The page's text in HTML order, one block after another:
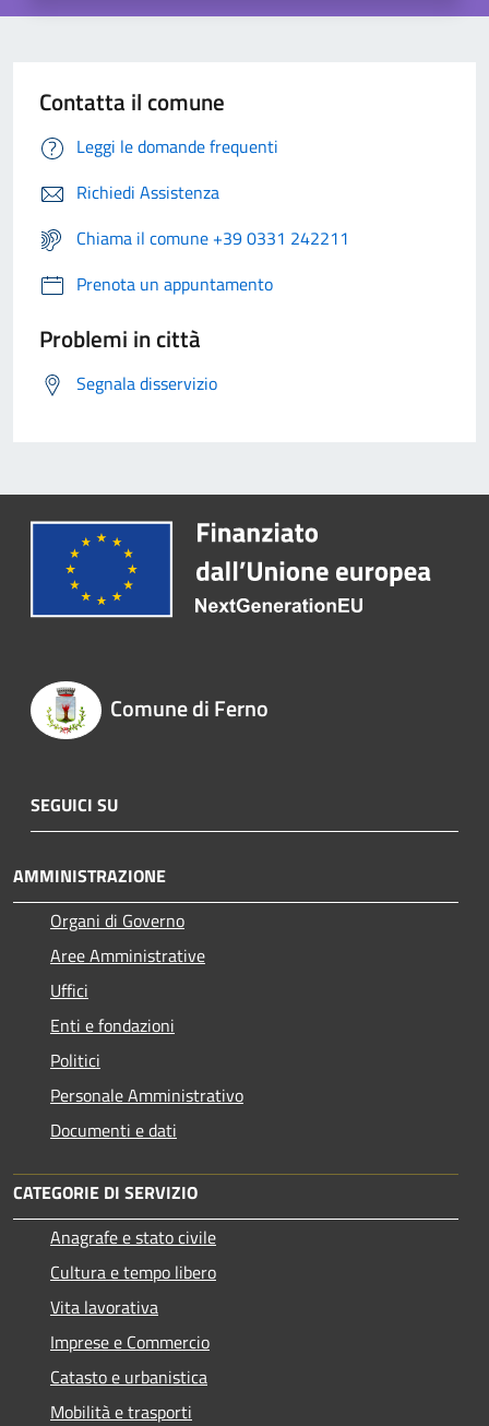
Contatta il comune
Leggi le domande frequenti
Richiedi Assistenza
Chiama il comune +39 0331 242211
Prenota un appuntamento
Problemi in città
Segnala disservizio
Comune di Ferno
SEGUICI SU
AMMINISTRAZIONE
Organi di Governo
Aree Amministrative
Uffici
Enti e fondazioni
Politici
Personale Amministrativo
Documenti e dati
CATEGORIE DI SERVIZIO
Anagrafe e stato civile
Cultura e tempo libero
Vita lavorativa
Imprese e Commercio
Catasto e urbanistica
Mobilità e trasporti